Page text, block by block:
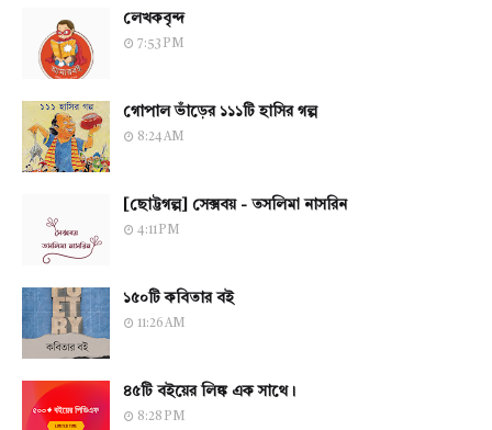
লেখকবৃন্দ
7:53 PM
গোপাল ভাঁড়ের ১১১টি হাসির গল্প
8:24 AM
[ছোট্টগল্প] সেক্সবয় - তসলিমা নাসরিন
4:11 PM
১৫০টি কবিতার বই
11:26 AM
৪৫টি বইয়ের লিঙ্ক এক সাথে।
8:28 PM